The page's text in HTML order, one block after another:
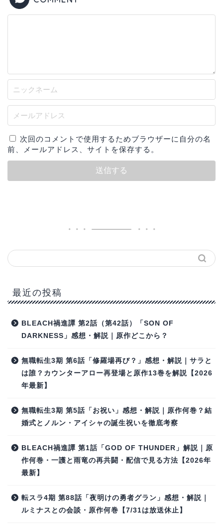
次回のコメントで使用するためブラウザーに自分の名
前、メールアドレス、サイトを保存する。
最近の投稿
BLEACH禍進譚 第2話（第42話）「SON OF
DARKNESS」感想・解説｜原作どこから？
無職転生3期 第6話「修羅場再び？」感想・解説｜サラと
は誰？カウンターアロー再登場と原作13巻を解説【2026
年最新】
無職転生3期 第5話「お祝い」感想・解説｜原作何巻？結
婚式とノルン・アイシャの誕生祝いを徹底考察
BLEACH禍進譚 第1話「GOD OF THUNDER」解説｜原
作何巻・一護と雨竜の再共闘・配信で見る方法【2026年
最新】
転スラ4期 第88話「夜明けの勇者グラン」感想・解説｜
ルミナスとの会談・原作何巻【7/31は放送休止】